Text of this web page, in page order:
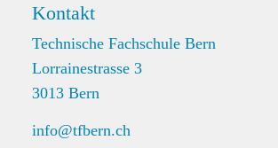
Kontakt
Technische Fachschule Bern
Lorrainestrasse 3
3013 Bern
info@tfbern.ch